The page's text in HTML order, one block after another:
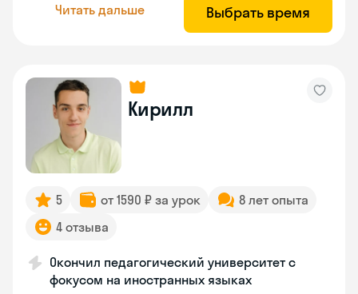
Читать дальше Выбрать время
Кирилл
5 от 1590 ₽ за урок
8 лет опыта
4 отзыва
Окончил педагогический университет с
фокусом на иностранных языках